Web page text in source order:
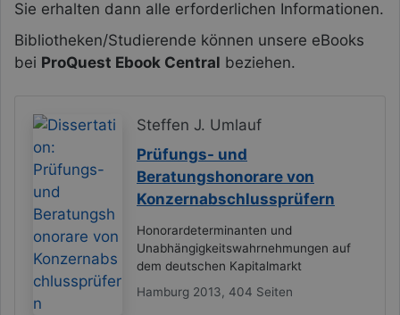
Sie erhalten dann alle erforderlichen Informationen.
Bibliotheken/Studierende können unsere eBooks
bei ProQuest Ebook Central beziehen.
Steffen J. Umlauf
Prüfungs- und
Beratungshonorare von
Konzernabschlussprüfern
Honorardeterminanten und
Unabhängigkeitswahrnehmungen auf
dem deutschen Kapitalmarkt
Hamburg 2013, 404 Seiten